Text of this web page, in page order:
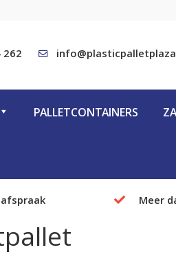
PALLETCONTAINERS
Meer